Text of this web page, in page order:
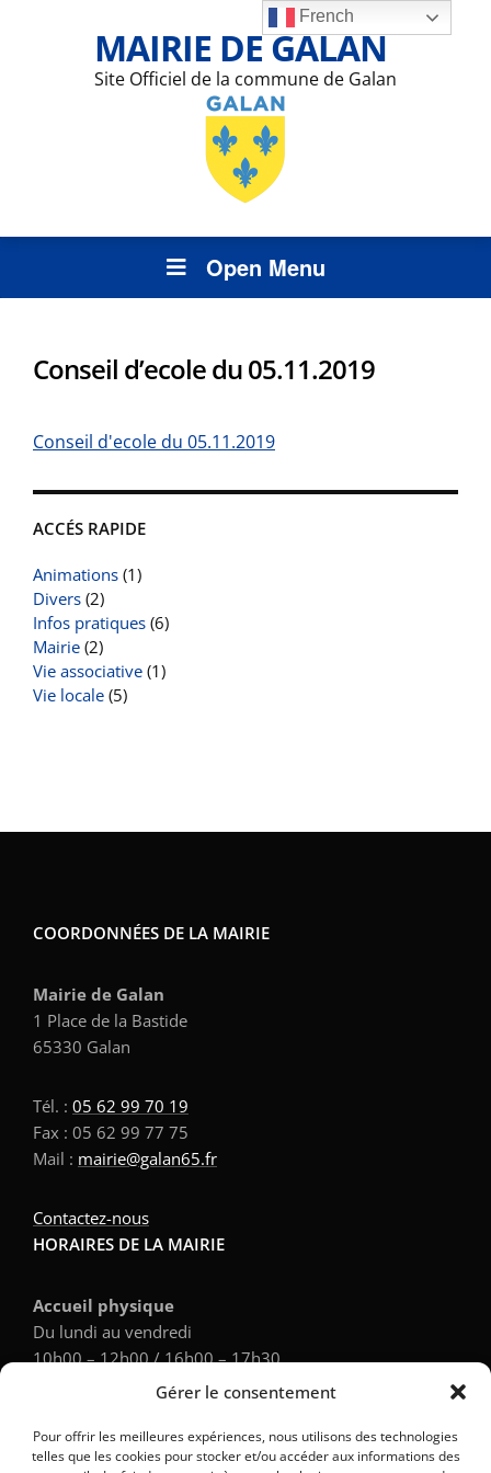
Gérer le consentement
Pour offrir les meilleures expériences, nous utilisons des technologies
telles que les cookies pour stocker et/ou accéder aux informations des
MAIRIE DE GALAN
Site Officiel de la commune de Galan
Open Menu
ACCÉS RAPIDE
Animations (1)
Divers (2)
Infos pratiques (6)
Mairie (2)
Vie associative (1)
Vie locale (5)
Conseil d’ecole du 05.11.2019
Conseil d'ecole du 05.11.2019
COORDONNÉES DE LA MAIRIE
Mairie de Galan
1 Place de la Bastide
65330 Galan
Tél. : 05 62 99 70 19
Fax : 05 62 99 77 75
Mail : mairie@galan65.fr
Contactez-nous
HORAIRES DE LA MAIRIE
Accueil physique
Du lundi au vendredi
10h00 – 12h00 / 16h00 – 17h30
Du lundi au vendredi
French